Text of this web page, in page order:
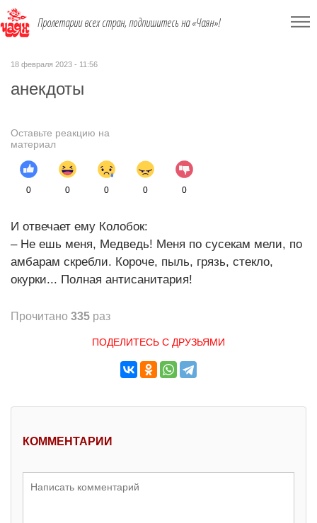
Пролетарии всех стран, подпишитесь на «Чаян»!
18 февраля 2023 - 11:56
анекдоты
Оставьте реакцию на
материал
0 0 0 0 0
И отвечает ему Колобок:
– Не ешь меня, Медведь! Меня по сусекам мели, по
амбарам скребли. Короче, пыль, грязь, стекло,
окурки... Полная антисанитария!
Прочитано 335 раз
ПОДЕЛИТЕСЬ С ДРУЗЬЯМИ
КОММЕНТАРИИ